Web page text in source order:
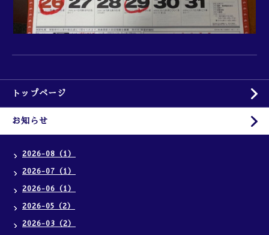
トップページ
お知らせ
2026-08（1）
2026-07（1）
2026-06（1）
2026-05（2）
2026-03（2）